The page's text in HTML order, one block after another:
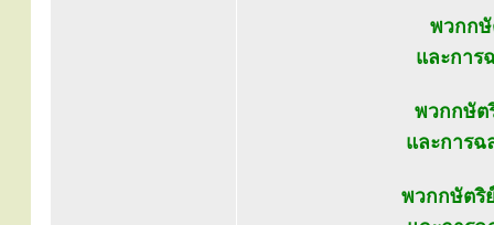
พวกกษั
และการ
พวกกษัต
และการฉ
พวกกษัตริ